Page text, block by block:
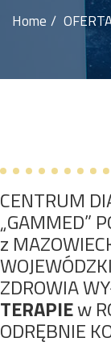
Home
CENTRUM
„GAMMED”
z
ZDROWIA
TERAPIEw
ODRĘBNIE